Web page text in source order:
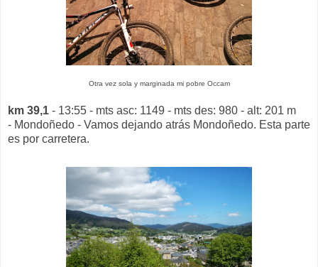
Otra vez sola y marginada mi pobre Occam
km 39,1 - 13:55 - mts asc: 1149 - mts des: 980 - alt: 201 m
- Mondoñedo - Vamos dejando atrás Mondoñedo. Esta parte
es por carretera.